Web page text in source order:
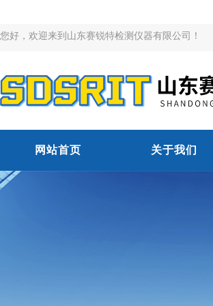
您好，欢迎来到山东赛锐特检测仪器有限公司！
网站首页 关于我们